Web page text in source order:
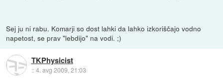
Sej ju ni rabu. Komarji so dost lahki da lahko izkoriščajo vodno
napetost, se prav "lebdijo" na vodi. ;)
TKPhysicist
::4. avg 2009, 21:03